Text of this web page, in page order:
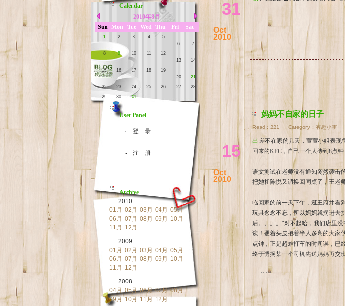
31
Oct
2010
15
Oct
2010
妈妈不自家的日子
Read： 221 Category： 有趣小事
出差不在家的几天，萱萱小姐表现得超级不错。某天晚上爸爸有应酬，想把女儿送去奶奶家，结果萱萱不肯去，吃着爸爸送
回来的KFC，自己一个人待到8点
语文测试在老师没有通知突然袭击
把她和陈悦又调换回同桌了，王老
临回家的前一天下午，逛王府井看
玩具念念不忘，所以妈妈就拐进去
后。。。。“对不起哈，我们店里
诶！硬着头皮抱着半人多高的大家
点钟，正是超难打车的时间诶，已
终于诱拐某一个司机先送妈妈再交
......
Calendar
2010年8月
Sun Mon Tue Wed Thu Fri Sat
1 2 3 4
5
6
7
8
9 10 11
12
13
14
15
16 17 18
19
20
21
22
23 24 25 26 27
28
29
30 31
User Panel
▫ 登 录
▫ 注 册
Archive
2010
01月 02月 03月 04月 05月
06月 07月 08月 09月
10月
11月
12月
2009
01月 02月 03月 04月 05月
06月 07月 08月 09月
10月
11月
12月
2008
04月 05月 06月 07月 08月
09月
10月 11月 12月